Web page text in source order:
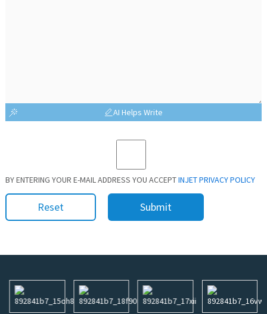
AI Helps Write
BY ENTERING YOUR E-MAIL ADDRESS YOU ACCEPTINJET PRIVACY POLICY
Reset Submit